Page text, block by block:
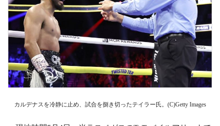
カルデナスを冷静に止め、試合を捌き切ったテイラー氏。(C)Getty Images